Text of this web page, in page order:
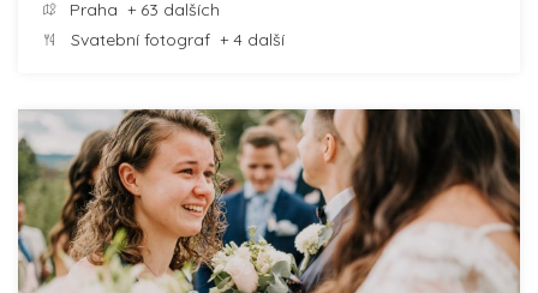
Praha + 63 dalších
Svatební fotograf + 4 další